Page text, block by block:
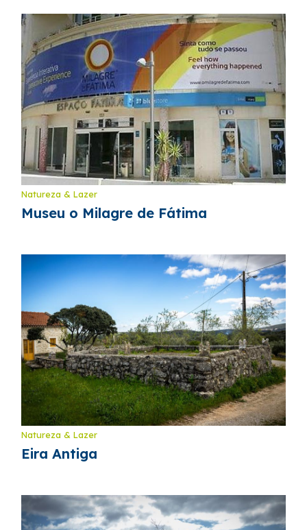
Natureza & Lazer
Museu o Milagre de Fátima
Natureza & Lazer
Eira Antiga